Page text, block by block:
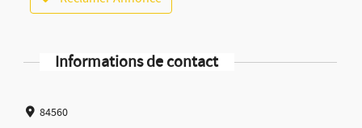
Informations de contact
84560